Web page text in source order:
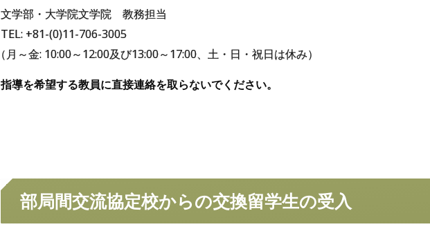
文学部・大学院文学院 教務担当
TEL: +81-(0)11-706-3005
（月～金: 10:00～12:00及び13:00～17:00、土・日・祝日は休み）
指導を希望する教員に直接連絡を取らないでください。
部局間交流協定校からの交換留学生の受入